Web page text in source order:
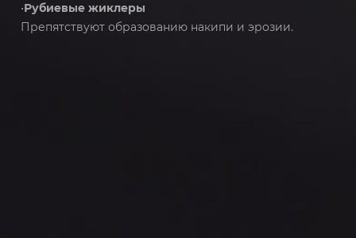
•Рубиевые жиклеры
Препятствуют образованию накипи и эрозии.